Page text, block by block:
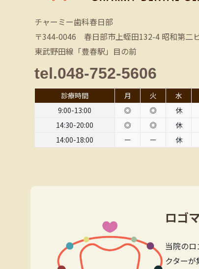
チャーミー歯科春日部
〒344-0046 春日部市上蛭田132-4 昭和第二
東武野田線「豊春駅」目の前
tel.048-752-5606
診療時間 月 火 水
9:00-13:00
◎ ◎ 休
14:30-20:00
◎ ◎ 休
14:00-18:00
ー ー 休
ロゴ
当院の
クター